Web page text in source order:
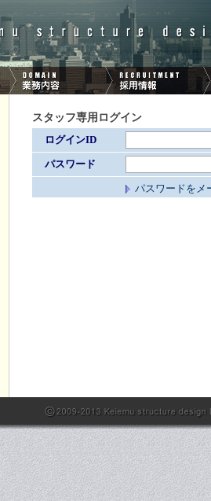
スタッフ専用ログイン
ログインID
パスワード
パスワードをメ